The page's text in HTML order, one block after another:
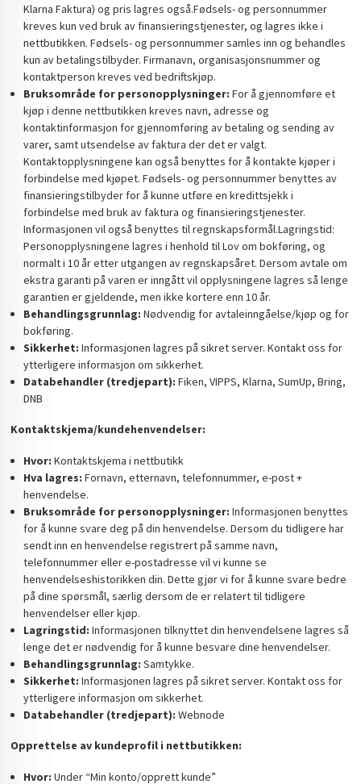
Klarna Faktura) og pris lagres også.Fødsels- og personnummer
kreves kun ved bruk av finansieringstjenester, og lagres ikke i
nettbutikken. Fødsels- og personnummer samles inn og behandles
kun av betalingstilbyder. Firmanavn, organisasjonsnummer og
kontaktperson kreves ved bedriftskjøp.
Bruksområde for personopplysninger: For å gjennomføre et
kjøp i denne nettbutikken kreves navn, adresse og
kontaktinformasjon for gjennomføring av betaling og sending av
varer, samt utsendelse av faktura der det er valgt.
Kontaktopplysningene kan også benyttes for å kontakte kjøper i
forbindelse med kjøpet. Fødsels- og personnummer benyttes av
finansieringstilbyder for å kunne utføre en kredittsjekk i
forbindelse med bruk av faktura og finansieringstjenester.
Informasjonen vil også benyttes til regnskapsformål.Lagringstid:
Personopplysningene lagres i henhold til Lov om bokføring, og
normalt i 10 år etter utgangen av regnskapsåret. Dersom avtale om
ekstra garanti på varen er inngått vil opplysningene lagres så lenge
garantien er gjeldende, men ikke kortere enn 10 år.
Behandlingsgrunnlag: Nødvendig for avtaleinngåelse/kjøp og for
bokføring.
Sikkerhet: Informasjonen lagres på sikret server. Kontakt oss for
ytterligere informasjon om sikkerhet.
Databehandler (tredjepart): Fiken, VIPPS, Klarna, SumUp, Bring,
DNB
Kontaktskjema/kundehenvendelser:
Hvor: Kontaktskjema i nettbutikk
Hva lagres: Fornavn, etternavn, telefonnummer, e-post +
henvendelse.
Bruksområde for personopplysninger: Informasjonen benyttes
for å kunne svare deg på din henvendelse. Dersom du tidligere har
sendt inn en henvendelse registrert på samme navn,
telefonnummer eller e-postadresse vil vi kunne se
henvendelseshistorikken din. Dette gjør vi for å kunne svare bedre
på dine spørsmål, særlig dersom de er relatert til tidligere
henvendelser eller kjøp.
Lagringstid: Informasjonen tilknyttet din henvendelsene lagres så
lenge det er nødvendig for å kunne besvare dine henvendelser.
Behandlingsgrunnlag: Samtykke.
Sikkerhet: Informasjonen lagres på sikret server. Kontakt oss for
ytterligere informasjon om sikkerhet.
Databehandler (tredjepart): Webnode
Opprettelse av kundeprofil i nettbutikken:
Hvor: Under “Min konto/opprett kunde”